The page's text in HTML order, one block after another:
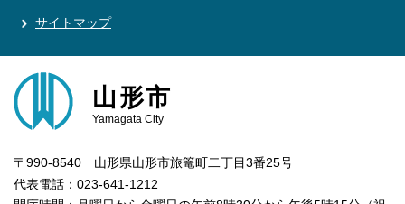
サイトマップ
山形市
Yamagata City
〒990-8540 山形県山形市旅篭町二丁目3番25号
代表電話：023-641-1212